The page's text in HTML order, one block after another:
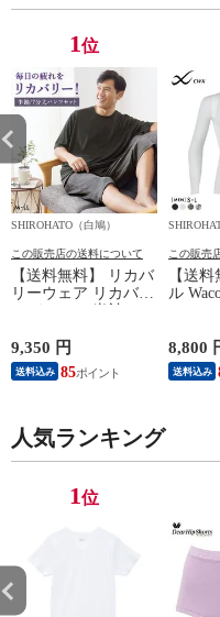
1位
SHIROHATO（白鳩）
この販売店の送料について
【送料無料】 リカバ
リーウェア リカバリ
ームウェア パジャマ
リカバリーケア 7分
丈パンツ 疲労回復
9,350 円
送料込み 85
この販売
【送
ル
リュウ
プ
8,800
送料込み
人気ランキング
1位